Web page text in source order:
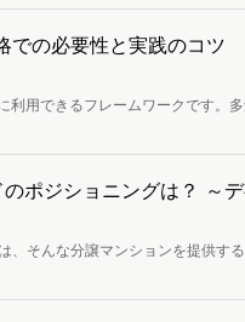
での必要性と実践のコツ
用できるフレームワークです。
ターバックスの事例や他のフレ
のポジショニングは？ ～
、そんな分譲マンションを提供す
井不動産レジデンシャル）につ